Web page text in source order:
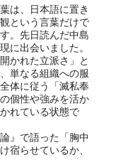
は、日本語に置き
という言葉だけで
。先日読んだ中島
に出会いました。
かれた立派さ」と
単なる組織への服
体に従う「滅私奉
個性や強みを活か
れている状態で
』で語った「胸中
宿らせているか、